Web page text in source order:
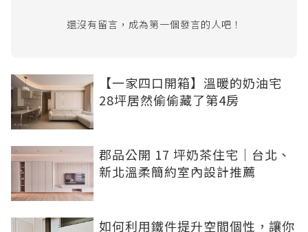
還沒有留言，成為第一個發言的人吧！
【一家四口開箱】溫暖的奶油宅
28坪居然偷偷藏了第4房
郡品公開 17 坪奶茶住宅｜台北、
新北溫柔簡約室內設計推薦
如何利用鐵件提升空間個性，讓你